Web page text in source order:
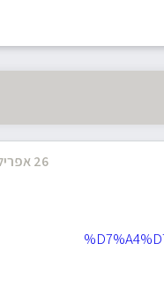
26 אפריל 2025, 21:21